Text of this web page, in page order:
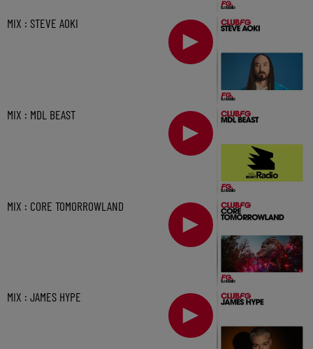
MIX : STEVE AOKI
MIX : MDL BEAST
MIX : CORE TOMORROWLAND
MIX : JAMES HYPE